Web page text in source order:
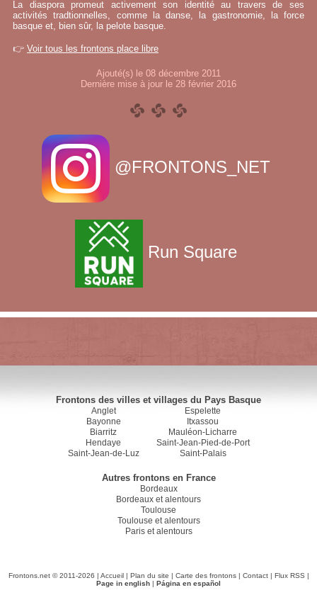
La diaspora promeut activement son identité au travers de ses
activités tradtionnelles, comme la danse, la gastronomie, la force
basque et, bien sûr, la pelote basque.
👉 Voir tous les frontons place libre
Ajouté(s) le 08 décembre 2011
Dernière mise à jour le 28 février 2016
@FRONTONS_NET
Run Square
Frontons des villes et villages du Pays Basque
Anglet
Bayonne
Biarritz
Hendaye
Saint-Jean-de-Luz
Espelette
Itxassou
Mauléon-Licharre
Saint-Jean-Pied-de-Port
Saint-Palais
Autres frontons en France
Bordeaux
Bordeaux et alentours
Toulouse
Toulouse et alentours
Paris et alentours
Frontons.net © 2011-2026 | Accueil| Plan du site | Carte des frontons| Contact| Flux RSS |
Page in english | Página en español